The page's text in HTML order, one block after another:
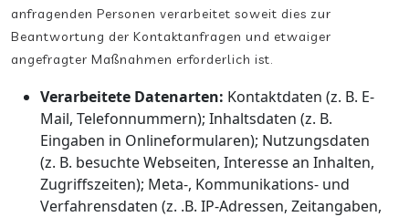
anfragenden Personen verarbeitet soweit dies zur
Beantwortung der Kontaktanfragen und etwaiger
angefragter Maßnahmen erforderlich ist.
Verarbeitete Datenarten: Kontaktdaten (z. B. E-
Mail, Telefonnummern); Inhaltsdaten (z. B.
Eingaben in Onlineformularen); Nutzungsdaten
(z. B. besuchte Webseiten, Interesse an Inhalten,
Zugriffszeiten); Meta-, Kommunikations- und
Verfahrensdaten (z. .B. IP-Adressen, Zeitangaben,